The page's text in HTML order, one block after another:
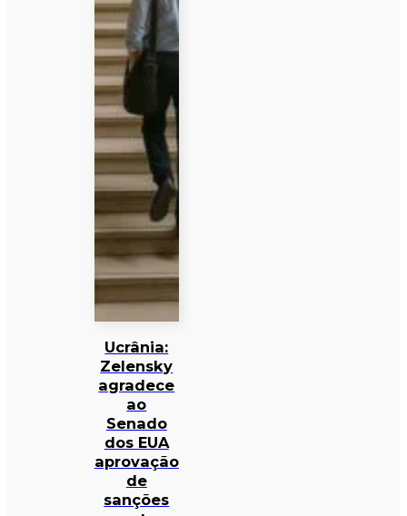
Ucrânia:
Zelensky
agradece
ao
Senado
dos EUA
aprovação
de
sanções